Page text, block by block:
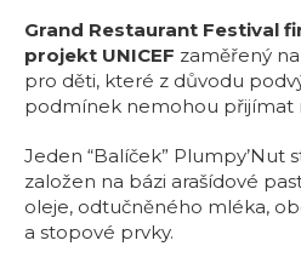
Grand Restaurant Festival
projekt UNICEF zaměřený
pro děti, které z důvodu
podmínek nemohou přijímat
Jeden “Balíček” Plumpy’Nut
založen na bázi arašídové
oleje, odtučněného mléka,
a stopové prvky.